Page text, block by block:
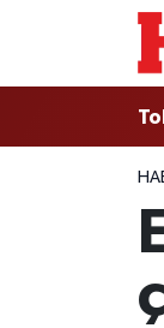
Tokat
Türkiye
Gündem
Nöbetçi
Hava
Tokat